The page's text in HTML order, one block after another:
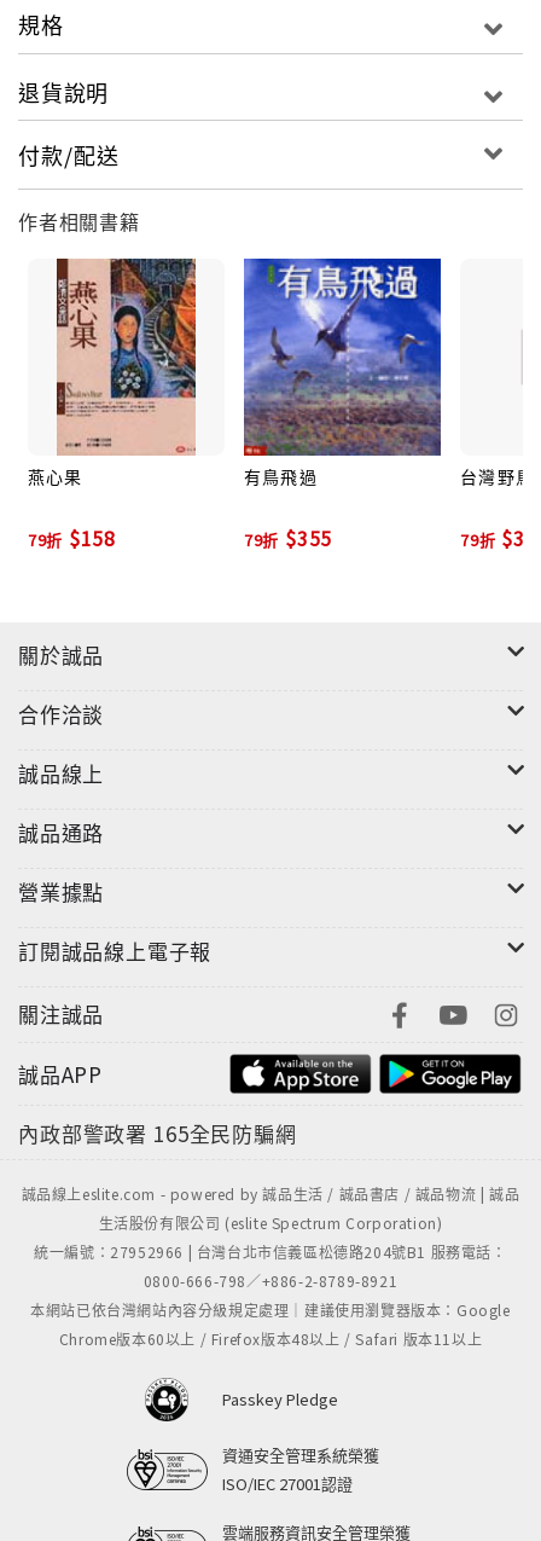
1952年生於南投縣埔里鎮。
曾任建設公司企劃設計、教育廳兒童讀物編輯小組美術
編輯。
現在從事圖畫書創作、自然觀察、野鳥攝影、繪圖以及
自然文學寫作。
規格
退貨說明
付款/配送
作者相關書籍
燕心果
79折 $158
有鳥飛過
79折 $355
台灣野鳥
79折
關於誠品
合作洽談
誠品線上
誠品通路
營業據點
訂閱誠品線上電子報
關注誠品
誠品APP
內政部警政署 165全民防騙網
誠品線上eslite.com - powered by 誠品生活 / 誠品書店 / 誠品物流 | 誠品
生活股份有限公司 (eslite Spectrum Corporation)
統一編號：27952966 | 台灣台北市信義區松德路204號B1 服務電話：
0800-666-798／+886-2-8789-8921
本網站已依台灣網站內容分級規定處理｜建議使用瀏覽器版本：Google
Chrome版本60以上 / Firefox版本48以上 / Safari 版本11以上
Passkey Pledge
資通安全管理系統榮獲
ISO/IEC 27001認證
雲端服務資訊安全管理榮獲